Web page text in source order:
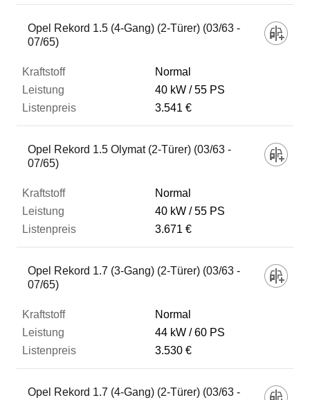
Listenpreis
Opel Rekord 1.5 (4-Gang) (2-Türer) (03/63 -
07/65)
Normal
40 kW
55 PS
3.541 €
Opel Rekord 1.5 Olymat (2-Türer) (03/63 -
07/65)
Normal
40 kW
55 PS
3.671 €
Opel Rekord 1.7 (3-Gang) (2-Türer) (03/63 -
07/65)
Normal
44 kW
60 PS
3.530 €
Opel Rekord 1.7 (4-Gang) (2-Türer) (03/63 -